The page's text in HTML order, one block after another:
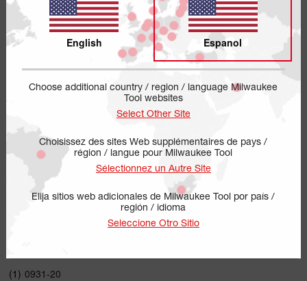
English Espanol
Choose additional country / region / language Milwaukee
Tool websites
Select Other Site
Choisissez des sites Web supplémentaires de pays /
région / langue pour Milwaukee Tool
Sélectionnez un Autre Site
Elija sitios web adicionales de Milwaukee Tool por país /
región / idioma
Seleccione Otro Sitio
(1) 0931-20